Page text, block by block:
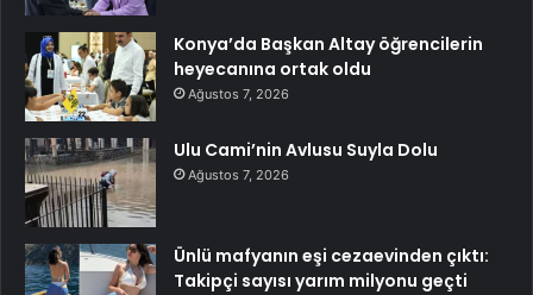
Konya’da Başkan Altay öğrencilerin
heyecanına ortak oldu
Ağustos 7, 2026
Ulu Cami’nin Avlusu Suyla Dolu
Ağustos 7, 2026
Ünlü mafyanın eşi cezaevinden çıktı:
Takipçi sayısı yarım milyonu geçti